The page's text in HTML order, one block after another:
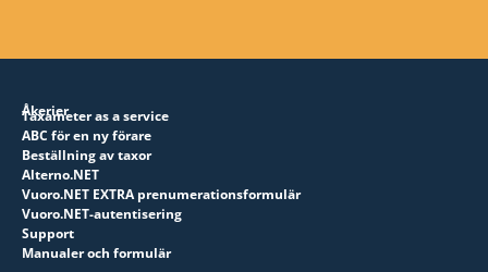
Åkerier
Taxameter as a service
ABC för en ny förare
Beställning av taxor
Alterno.NET
Vuoro.NET EXTRA prenumerationsformulär
Vuoro.NET-autentisering
Support
Manualer och formulär